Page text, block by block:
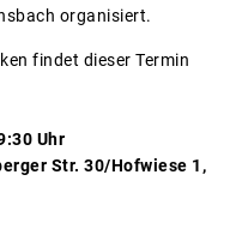
organisiert.
findet dieser Termin
Uhr
Str. 30/Hofwiese 1,